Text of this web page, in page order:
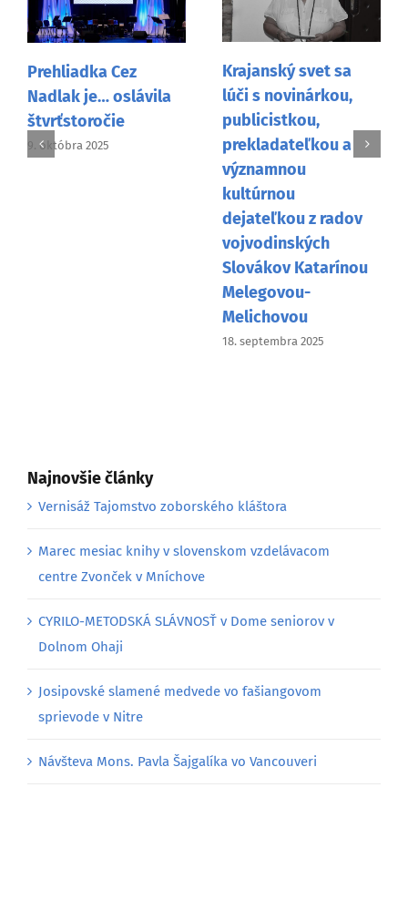
Prehliadka Cez
Nadlak je… oslávila
štvrťstoročie
9. októbra 2025
Krajanský svet sa
lúči s novinárkou,
publicistkou,
prekladateľkou a
významnou
kultúrnou
dejateľkou z radov
vojvodinských
Slovákov Katarínou
Melegovou-
Melichovou
18. septembra 2025
Najnovšie články
Vernisáž Tajomstvo zoborského kláštora
Marec mesiac knihy v slovenskom vzdelávacom
centre Zvonček v Mníchove
CYRILO-METODSKÁ SLÁVNOSŤ v Dome seniorov v
Dolnom Ohaji
Josipovské slamené medvede vo fašiangovom
sprievode v Nitre
Návšteva Mons. Pavla Šajgalíka vo Vancouveri